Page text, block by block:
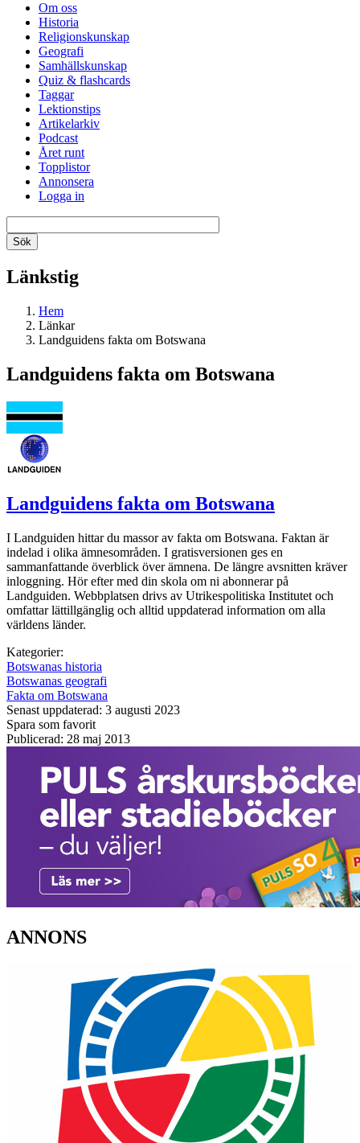
Om oss
Historia
Religionskunskap
Geografi
Samhällskunskap
Quiz & flashcards
Taggar
Lektionstips
Artikelarkiv
Podcast
Året runt
Topplistor
Annonsera
Logga in
Länkstig
Hem
Länkar
Landguidens fakta om Botswana
Landguidens fakta om Botswana
Landguidens fakta om Botswana
I Landguiden hittar du massor av fakta om Botswana. Faktan är
indelad i olika ämnesområden. I gratisversionen ges en
sammanfattande överblick över ämnena. De längre avsnitten kräver
inloggning. Hör efter med din skola om ni abonnerar på
Landguiden. Webbplatsen drivs av Utrikespolitiska Institutet och
omfattar lättillgänglig och alltid uppdaterad information om alla
världens länder.
Kategorier:
Botswanas historia
Botswanas geografi
Fakta om Botswana
Senast uppdaterad: 3 augusti 2023
Spara som favorit
Publicerad: 28 maj 2013
ANNONS